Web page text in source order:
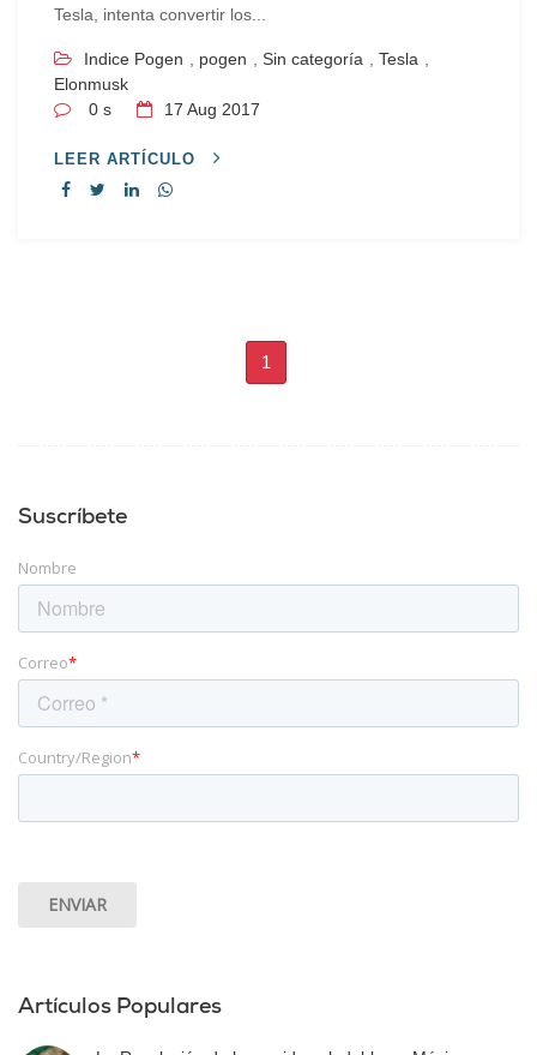
Tesla, intenta convertir los...
Indice Pogen pogen Sin categoría Tesla
Elonmusk
0 s
17 Aug 2017
LEER ARTÍCULO
1
Suscríbete
Nombre
Correo*
Country/Region*
Artículos Populares